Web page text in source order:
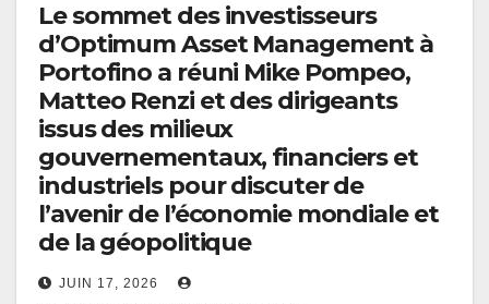
Le sommet des investisseurs
d’Optimum Asset Management à
Portofino a réuni Mike Pompeo,
Matteo Renzi et des dirigeants
issus des milieux
gouvernementaux, financiers et
industriels pour discuter de
l’avenir de l’économie mondiale et
de la géopolitique
JUIN 17, 2026